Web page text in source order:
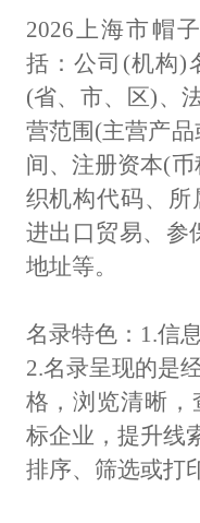
2026上海市帽
括：公司(机构)
(省、市、区)、
营范围(主营产
间、注册资本(
织机构代码、
进出口贸易、参
地址等。
名录特色：1.信
2.名录呈现的是
格，浏览清晰
标企业，提升线
排序、筛选或打